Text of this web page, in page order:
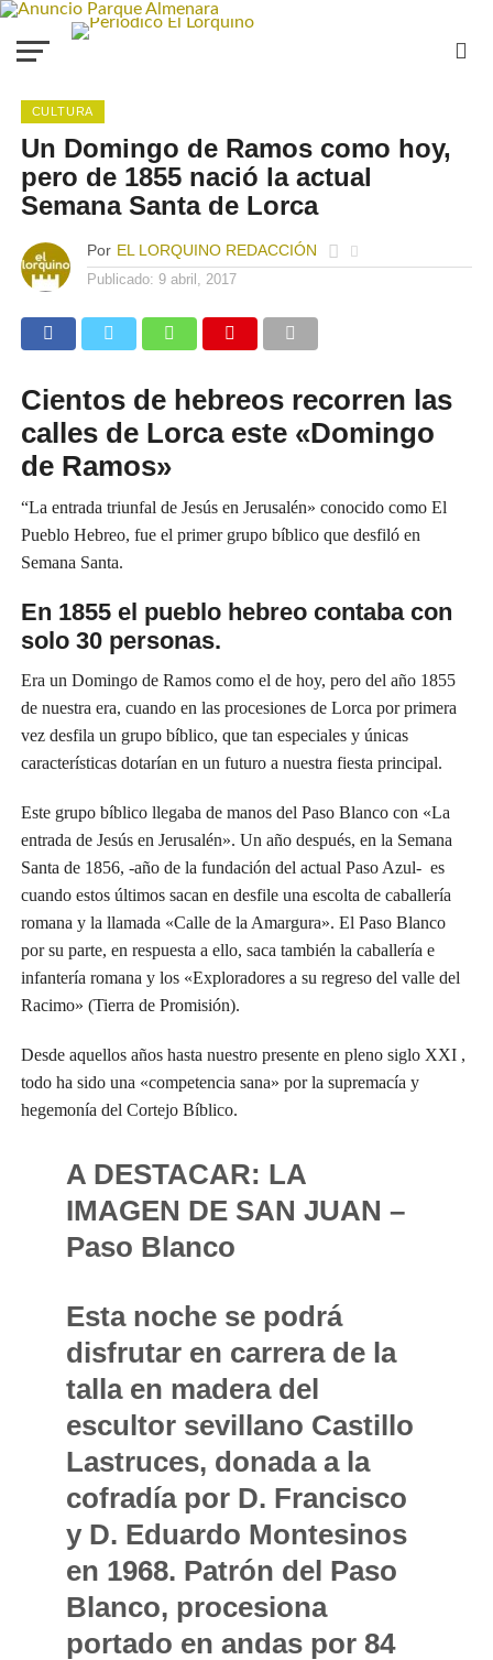
CULTURA
Un Domingo de Ramos como hoy,
pero de 1855 nació la actual
Semana Santa de Lorca
Por EL LORQUINO REDACCIÓN
Publicado: 9 abril, 2017
Cientos de hebreos recorren las
calles de Lorca este «Domingo
de Ramos»
“La entrada triunfal de Jesús en Jerusalén» conocido como El
Pueblo Hebreo, fue el primer grupo bíblico que desfiló en
Semana Santa.
En 1855 el pueblo hebreo contaba con
solo 30 personas.
Era un Domingo de Ramos como el de hoy, pero del año 1855
de nuestra era, cuando en las procesiones de Lorca por primera
vez desfila un grupo bíblico, que tan especiales y únicas
características dotarían en un futuro a nuestra fiesta principal.
Este grupo bíblico llegaba de manos del Paso Blanco con «La
entrada de Jesús en Jerusalén». Un año después, en la Semana
Santa de 1856, -año de la fundación del actual Paso Azul- es
cuando estos últimos sacan en desfile una escolta de caballería
romana y la llamada «Calle de la Amargura». El Paso Blanco
por su parte, en respuesta a ello, saca también la caballería e
infantería romana y los «Exploradores a su regreso del valle del
Racimo» (Tierra de Promisión).
Desde aquellos años hasta nuestro presente en pleno siglo XXI ,
todo ha sido una «competencia sana» por la supremacía y
hegemonía del Cortejo Bíblico.
A DESTACAR: LA
IMAGEN DE SAN JUAN –
Paso Blanco
Esta noche se podrá
disfrutar en carrera de la
talla en madera del
escultor sevillano Castillo
Lastruces, donada a la
cofradía por D. Francisco
y D. Eduardo Montesinos
en 1968. Patrón del Paso
Blanco, procesiona
portado en andas por 84